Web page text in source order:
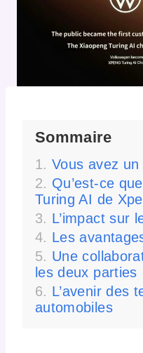
Sommaire
Vous avez
Qu’est-ce
Turing AI de
L’impact sur
Les
Une
les deux parties
L’avenir des
automobiles